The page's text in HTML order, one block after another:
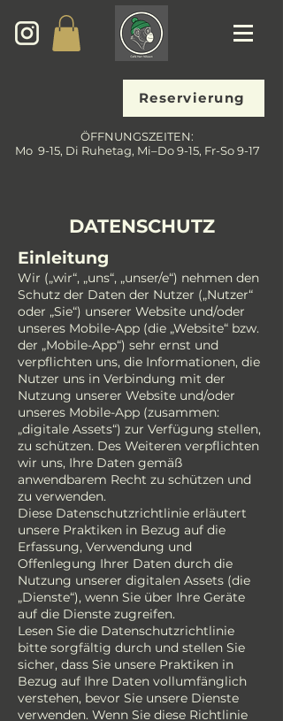
ÖFFNUNGSZEITEN:
Mo 9-15, Di Ruhetag, Mi–Do 9-15, Fr-So 9-17
Reservierung
DATENSCHUTZ
Einleitung
Wir („wir“, „uns“, „unser/e“) nehmen den
Schutz der Daten der Nutzer („Nutzer“
oder „Sie“) unserer Website und/oder
unseres Mobile-App (die „Website“ bzw.
der „Mobile-App“) sehr ernst und
verpflichten uns, die Informationen, die
Nutzer uns in Verbindung mit der
Nutzung unserer Website und/oder
unseres Mobile-App (zusammen:
„digitale Assets“) zur Verfügung stellen,
zu schützen. Des Weiteren verpflichten
wir uns, Ihre Daten gemäß
anwendbarem Recht zu schützen und
zu verwenden.
Diese Datenschutzrichtlinie erläutert
unsere Praktiken in Bezug auf die
Erfassung, Verwendung und
Offenlegung Ihrer Daten durch die
Nutzung unserer digitalen Assets (die
„Dienste“), wenn Sie über Ihre Geräte
auf die Dienste zugreifen.
Lesen Sie die Datenschutzrichtlinie
bitte sorgfältig durch und stellen Sie
sicher, dass Sie unsere Praktiken in
Bezug auf Ihre Daten vollumfänglich
verstehen, bevor Sie unsere Dienste
verwenden. Wenn Sie diese Richtlinie